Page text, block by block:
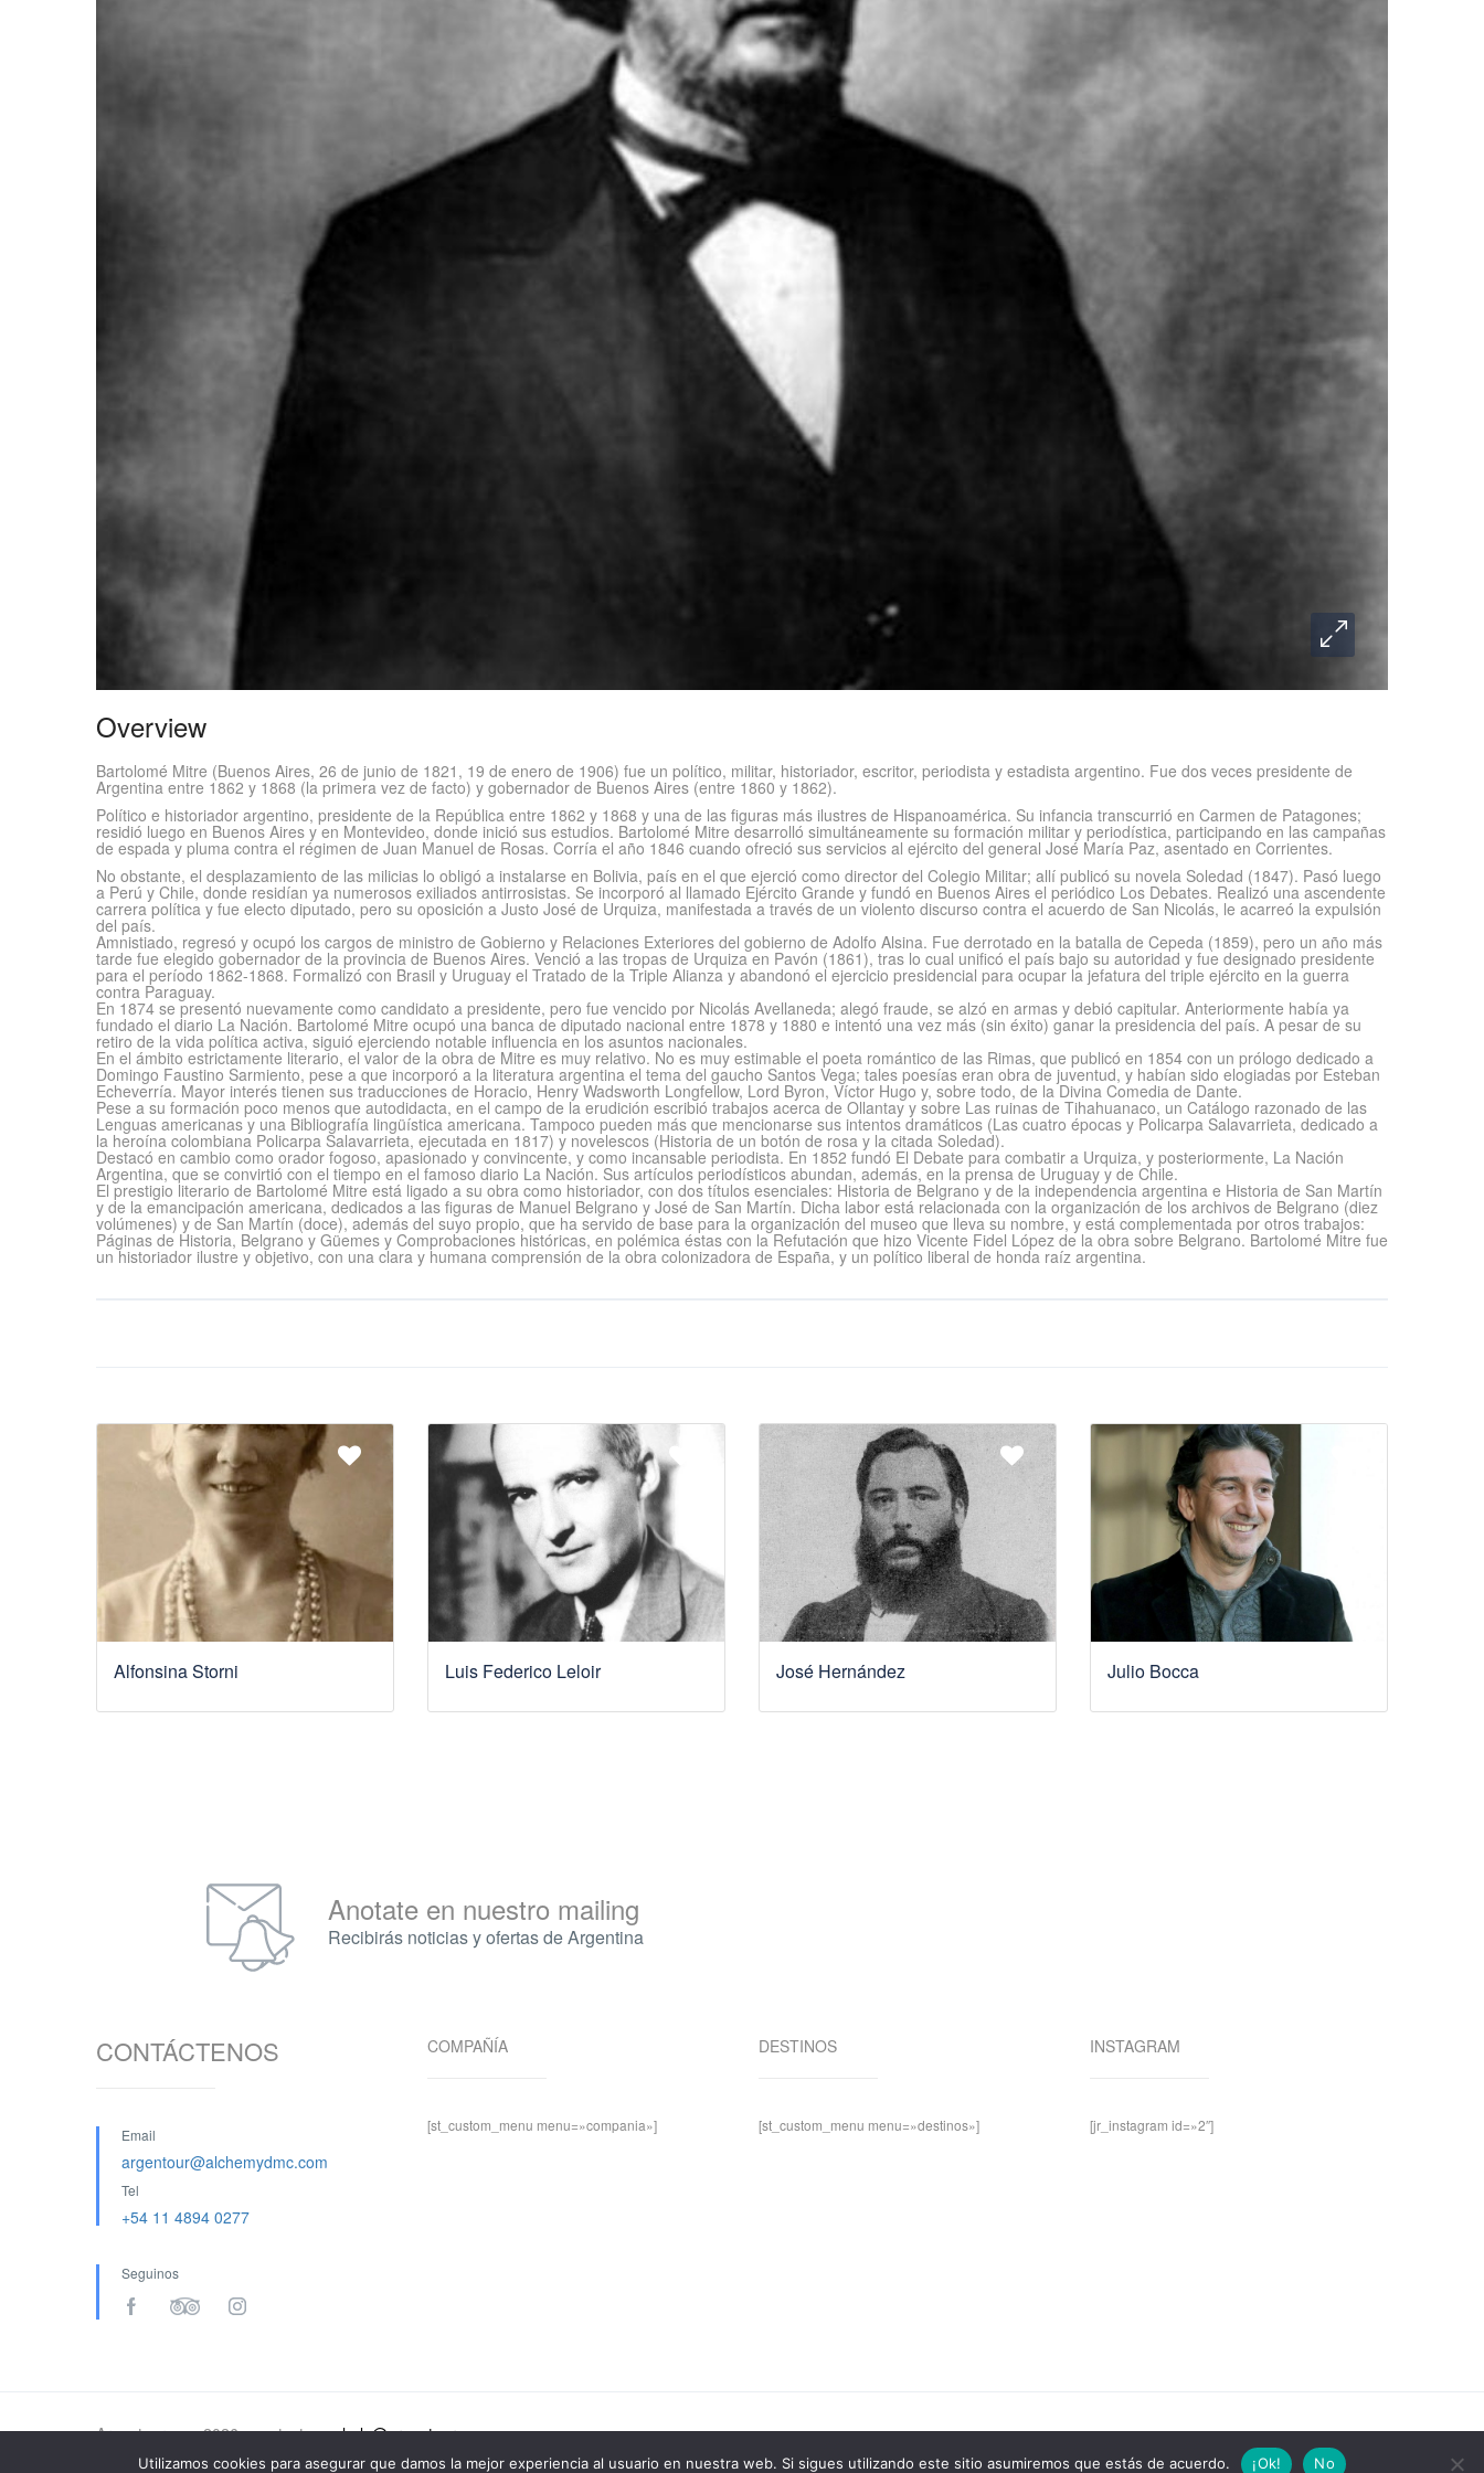
Overview
Bartolomé Mitre (Buenos Aires, 26 de junio de 1821, 19 de enero de 1906) fue un político, militar, historiador, escritor, periodista y estadista argentino. Fue dos veces presidente de
Argentina entre 1862 y 1868 (la primera vez de facto) y gobernador de Buenos Aires (entre 1860 y 1862).
Político e historiador argentino, presidente de la República entre 1862 y 1868 y una de las figuras más ilustres de Hispanoamérica. Su infancia transcurrió en Carmen de Patagones;
residió luego en Buenos Aires y en Montevideo, donde inició sus estudios. Bartolomé Mitre desarrolló simultáneamente su formación militar y periodística, participando en las campañas
de espada y pluma contra el régimen de Juan Manuel de Rosas. Corría el año 1846 cuando ofreció sus servicios al ejército del general José María Paz, asentado en Corrientes.
No obstante, el desplazamiento de las milicias lo obligó a instalarse en Bolivia, país en el que ejerció como director del Colegio Militar; allí publicó su novela Soledad (1847). Pasó luego
a Perú y Chile, donde residían ya numerosos exiliados antirrosistas. Se incorporó al llamado Ejército Grande y fundó en Buenos Aires el periódico Los Debates. Realizó una ascendente
carrera política y fue electo diputado, pero su oposición a Justo José de Urquiza, manifestada a través de un violento discurso contra el acuerdo de San Nicolás, le acarreó la expulsión
del país.
Amnistiado, regresó y ocupó los cargos de ministro de Gobierno y Relaciones Exteriores del gobierno de Adolfo Alsina. Fue derrotado en la batalla de Cepeda (1859), pero un año más
tarde fue elegido gobernador de la provincia de Buenos Aires. Venció a las tropas de Urquiza en Pavón (1861), tras lo cual unificó el país bajo su autoridad y fue designado presidente
para el período 1862-1868. Formalizó con Brasil y Uruguay el Tratado de la Triple Alianza y abandonó el ejercicio presidencial para ocupar la jefatura del triple ejército en la guerra
contra Paraguay.
En 1874 se presentó nuevamente como candidato a presidente, pero fue vencido por Nicolás Avellaneda; alegó fraude, se alzó en armas y debió capitular. Anteriormente había ya
fundado el diario La Nación. Bartolomé Mitre ocupó una banca de diputado nacional entre 1878 y 1880 e intentó una vez más (sin éxito) ganar la presidencia del país. A pesar de su
retiro de la vida política activa, siguió ejerciendo notable influencia en los asuntos nacionales.
En el ámbito estrictamente literario, el valor de la obra de Mitre es muy relativo. No es muy estimable el poeta romántico de las Rimas, que publicó en 1854 con un prólogo dedicado a
Domingo Faustino Sarmiento, pese a que incorporó a la literatura argentina el tema del gaucho Santos Vega; tales poesías eran obra de juventud, y habían sido elogiadas por Esteban
Echeverría. Mayor interés tienen sus traducciones de Horacio, Henry Wadsworth Longfellow, Lord Byron, Víctor Hugo y, sobre todo, de la Divina Comedia de Dante.
Pese a su formación poco menos que autodidacta, en el campo de la erudición escribió trabajos acerca de Ollantay y sobre Las ruinas de Tihahuanaco, un Catálogo razonado de las
Lenguas americanas y una Bibliografía lingüística americana. Tampoco pueden más que mencionarse sus intentos dramáticos (Las cuatro épocas y Policarpa Salavarrieta, dedicado a
la heroína colombiana Policarpa Salavarrieta, ejecutada en 1817) y novelescos (Historia de un botón de rosa y la citada Soledad).
Destacó en cambio como orador fogoso, apasionado y convincente, y como incansable periodista. En 1852 fundó El Debate para combatir a Urquiza, y posteriormente, La Nación
Argentina, que se convirtió con el tiempo en el famoso diario La Nación. Sus artículos periodísticos abundan, además, en la prensa de Uruguay y de Chile.
El prestigio literario de Bartolomé Mitre está ligado a su obra como historiador, con dos títulos esenciales: Historia de Belgrano y de la independencia argentina e Historia de San Martín
y de la emancipación americana, dedicados a las figuras de Manuel Belgrano y José de San Martín. Dicha labor está relacionada con la organización de los archivos de Belgrano (diez
volúmenes) y de San Martín (doce), además del suyo propio, que ha servido de base para la organización del museo que lleva su nombre, y está complementada por otros trabajos:
Páginas de Historia, Belgrano y Güemes y Comprobaciones históricas, en polémica éstas con la Refutación que hizo Vicente Fidel López de la obra sobre Belgrano. Bartolomé Mitre fue
un historiador ilustre y objetivo, con una clara y humana comprensión de la obra colonizadora de España, y un político liberal de honda raíz argentina.
Alfonsina Storni Luis Federico Leloir José Hernández Julio Bocca
Anotate en nuestro mailing
Recibirás noticias y ofertas de Argentina
CONTÁCTENOS
Email
argentour@alchemydmc.com
Tel
+54 11 4894 0277
Seguinos
COMPAÑÍA
[st_custom_menu menu=»compania»]
DESTINOS
[st_custom_menu menu=»destinos»]
INSTAGRAM
[jr_instagram id=»2″]
Argentour.com 2026 - contactenoshola@argentour.com
Utilizamos cookies para asegurar que damos la mejor experiencia al usuario en nuestra web. Si sigues utilizando este sitio asumiremos que estás de acuerdo. ¡Ok! No